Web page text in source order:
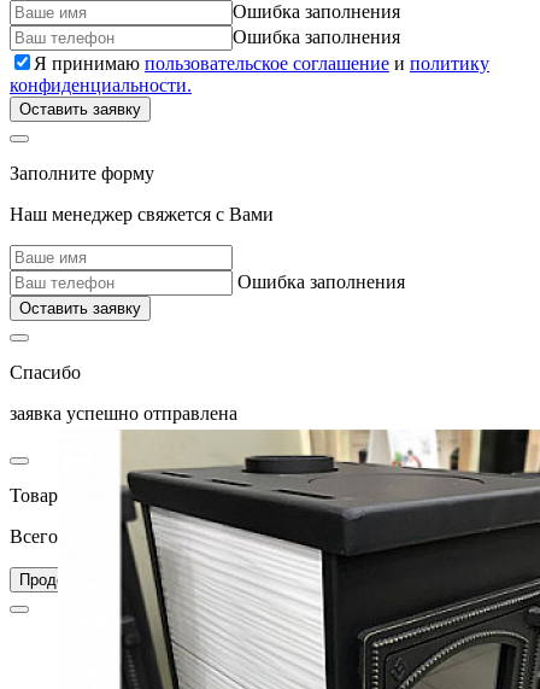
Ошибка заполнения
Ошибка заполнения
Я принимаю пользовательское соглашение и политику
конфиденциальности.
Оставить заявку
Заполните форму
Наш менеджер свяжется с Вами
Ошибка заполнения
Оставить заявку
Спасибо
заявка успешно отправлена
Товар добавлен в корзину
Всего товаров в вашей корзине –0
Продолжить покупки Перейти в корзину
Каталог Печи для дома
Отопительные печи
Отопительная печь Везувий В5С